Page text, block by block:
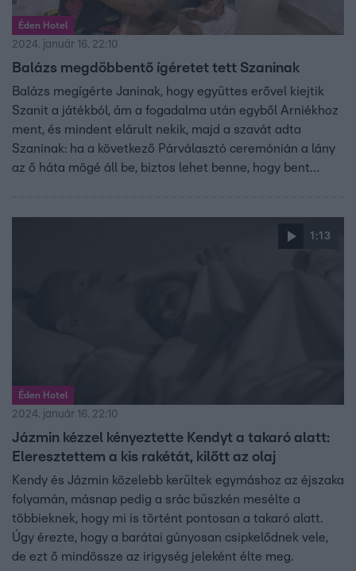
Éden Hotel
2024. január 16. 22:10
Balázs megdöbbentő ígéretet tett Szaninak
Balázs megígérte Janinak, hogy együttes erővel kiejtik
Szanit a játékból, ám a fogadalma után egyből Arniékhoz
ment, és mindent elárult nekik, majd a szavát adta
Szaninak: ha a következő Párválasztó ceremónián a lány
az ő háta mögé áll be, biztos lehet benne, hogy bent
1:13
Éden Hotel
2024. január 16. 22:10
Jázmin kézzel kényeztette Kendyt a takaró alatt:
Eleresztettem a kis rakétát, kilőtt az olaj
Kendy és Jázmin közelebb kerültek egymáshoz az éjszaka
folyamán, másnap pedig a srác büszkén mesélte a
többieknek, hogy mi is történt pontosan a takaró alatt.
Úgy érezte, hogy a barátai gúnyosan csipkelődnek vele,
de ezt ő mindössze az irigység jeleként élte meg.